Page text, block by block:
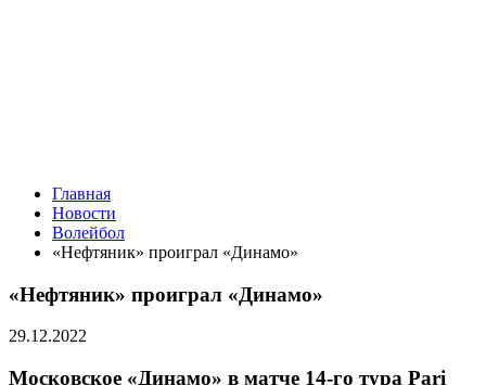
Главная
Новости
Волейбол
«Нефтяник» проиграл «Динамо»
«Нефтяник» проиграл «Динамо»
29.12.2022
Московское «Динамо» в матче 14-го тура Pari